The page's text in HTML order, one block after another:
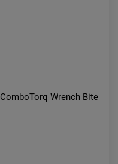
ComboTorq Wrench Bite